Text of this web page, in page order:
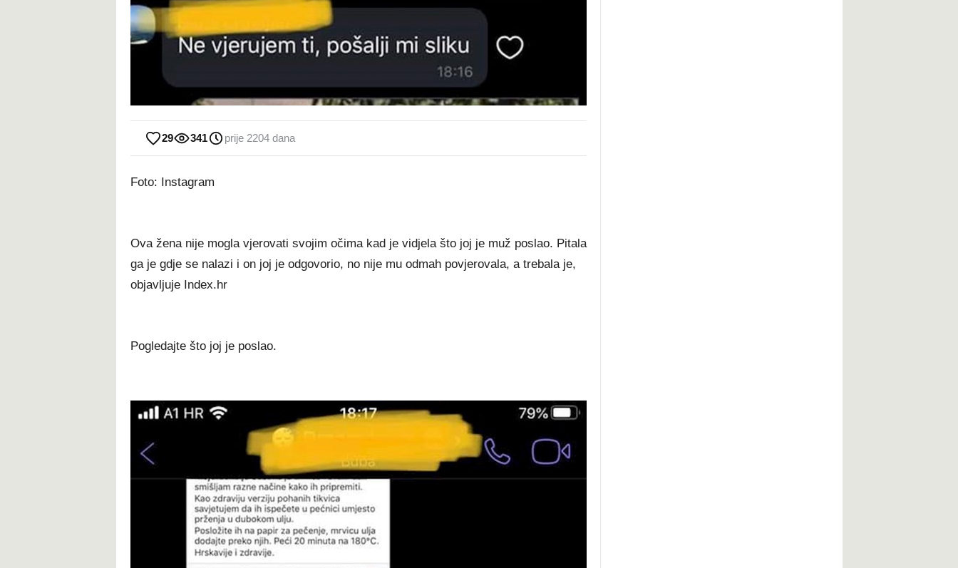
29 341 prije 2204 dana
Foto: Instagram
Ova žena nije mogla vjerovati svojim očima kad je vidjela što joj je muž poslao. Pitala
ga je gdje se nalazi i on joj je odgovorio, no nije mu odmah povjerovala, a trebala je,
objavljuje Index.hr
Pogledajte što joj je poslao.